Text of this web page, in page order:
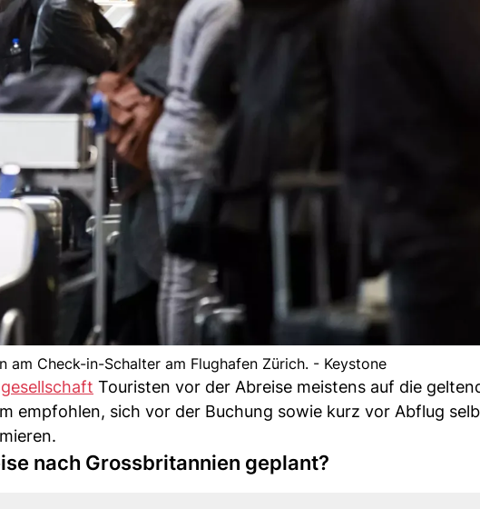
am Check-in-Schalter am Flughafen Zürich. - Keystone
Touristen vor der Abreise meistens auf die
empfohlen, sich vor der Buchung sowie kurz vor Abflug
nach Grossbritannien geplant?